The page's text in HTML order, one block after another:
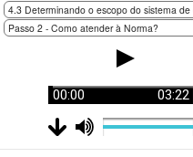
00:00 03:22